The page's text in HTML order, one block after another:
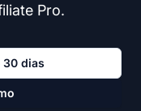
Pro.
dias